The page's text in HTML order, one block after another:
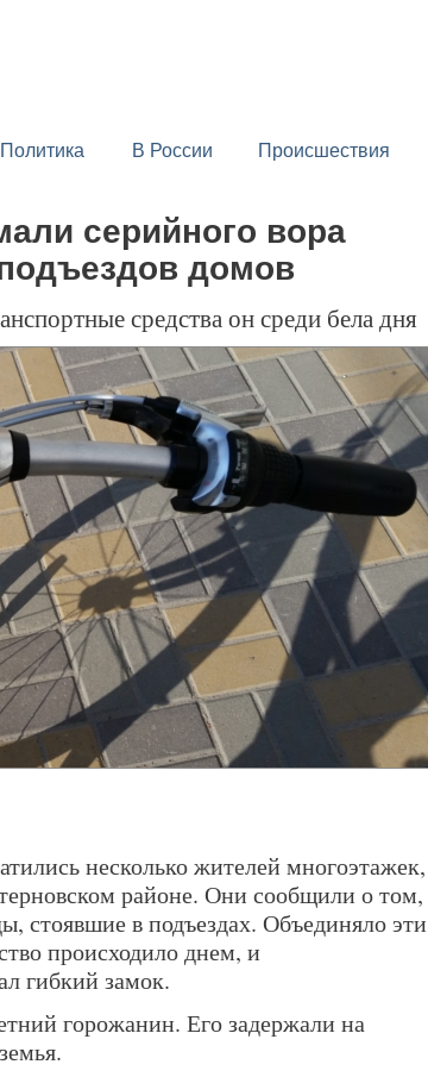
Политика В России Происшествия
серийного вора
домов
средства он среди бела дня
несколько жителей многоэтажек,
районе. Они сообщили о том,
стоявшие в подъездах. Объединяло эти
происходило днем, и
гибкий замок.
горожанин. Его задержали на